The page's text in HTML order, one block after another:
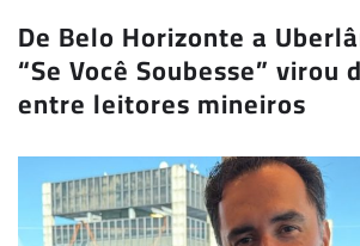
De Belo Horizonte a
“Se Você Soubesse” virou
entre leitores mineiros